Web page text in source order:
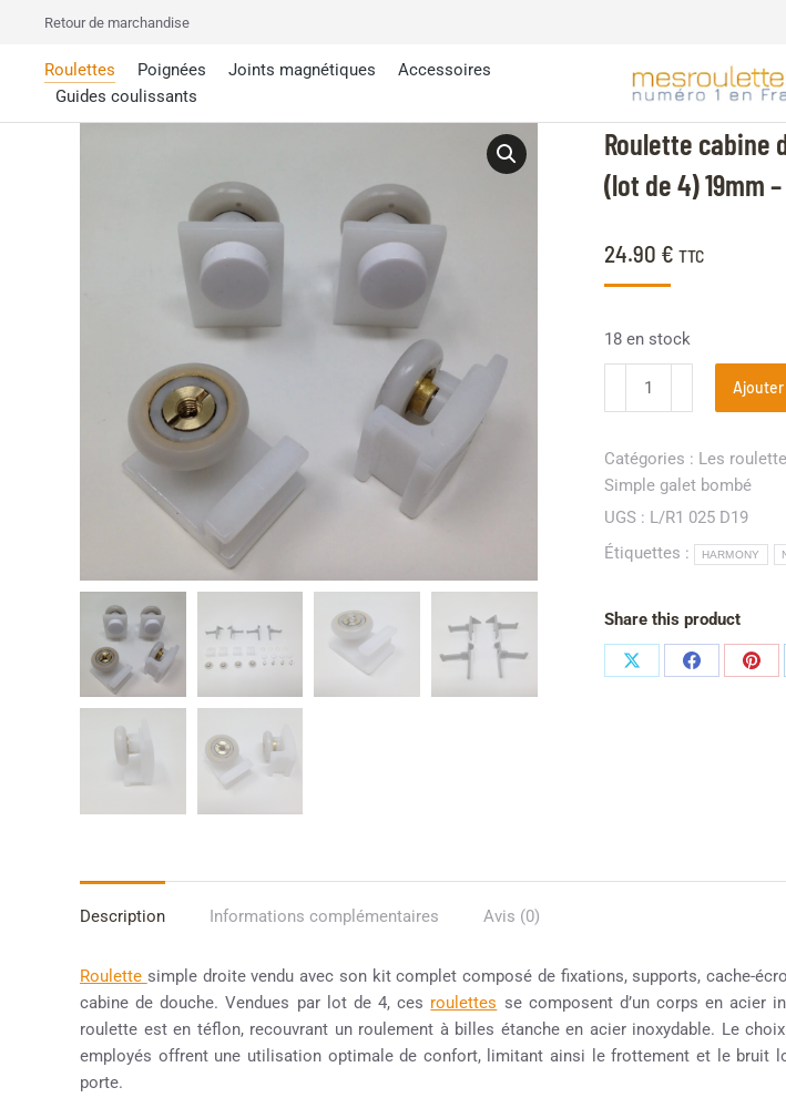
Retour de marchandise
Roulettes Poignées Joints magnétiques
Accessoires
Guides coulissants
Roulette cabine
(lot de 4) 19mm
24.90 € TTC
18 en stock
Ajouter
Catégories : Les
Simple galet bombé
UGS : L/R1 025 D19
Étiquettes :
HARMONY
Share this product
Description Informations complémentaires Avis (0)
Roulette simple droite vendu avec son kit complet composé de fixations, supports, cache-
cabine de douche. Vendues par lot de 4, ces roulettes se composent d’un corps en acier
roulette est en téflon, recouvrant un roulement à billes étanche en acier inoxydable. Le
employés offrent une utilisation optimale de confort, limitant ainsi le frottement et le bruit
porte.